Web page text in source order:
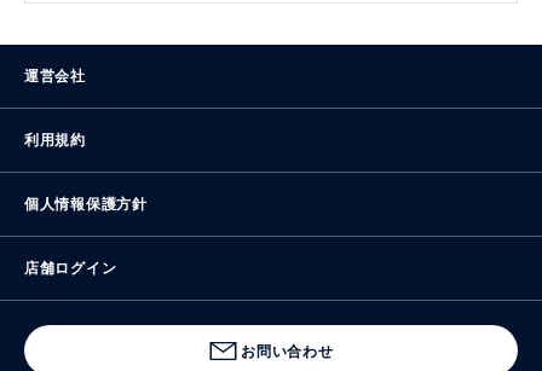
運営会社
利用規約
個人情報保護方針
店舗ログイン
お問い合わせ